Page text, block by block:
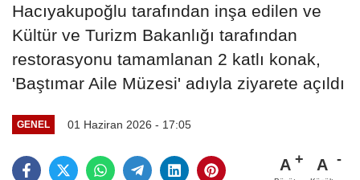
Hacıyakupoğlu tarafından inşa edilen ve
Kültür ve Turizm Bakanlığı tarafından
restorasyonu tamamlanan 2 katlı konak,
'Baştımar Aile Müzesi' adıyla ziyarete açıldı
GENEL 01 Haziran 2026 - 17:05
A A